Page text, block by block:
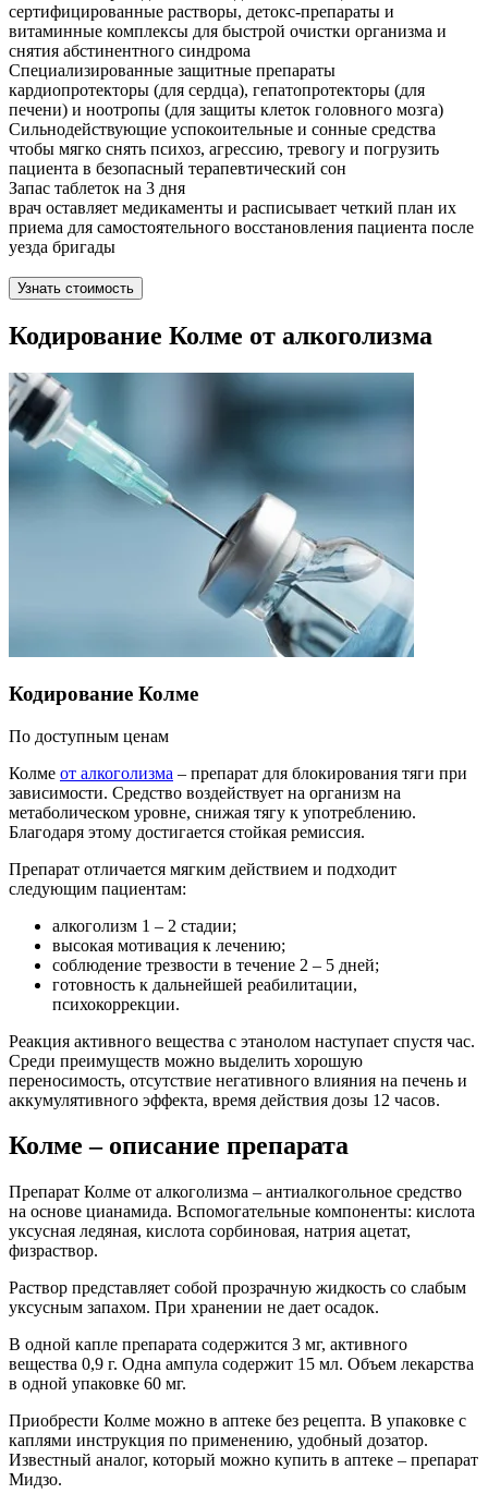
сертифицированные растворы, детокс-препараты и
витаминные комплексы для быстрой очистки организма и
снятия абстинентного синдрома
Специализированные защитные препараты
кардиопротекторы (для сердца), гепатопротекторы (для
печени) и ноотропы (для защиты клеток головного мозга)
Сильнодействующие успокоительные и сонные средства
чтобы мягко снять психоз, агрессию, тревогу и погрузить
пациента в безопасный терапевтический сон
Запас таблеток на 3 дня
врач оставляет медикаменты и расписывает четкий план их
приема для самостоятельного восстановления пациента после
уезда бригады
Узнать стоимость
Кодирование Колме от алкоголизма
Кодирование Колме
По доступным ценам
Колме от алкоголизма – препарат для блокирования тяги при
зависимости. Средство воздействует на организм на
метаболическом уровне, снижая тягу к употреблению.
Благодаря этому достигается стойкая ремиссия.
Препарат отличается мягким действием и подходит
следующим пациентам:
алкоголизм 1 – 2 стадии;
высокая мотивация к лечению;
соблюдение трезвости в течение 2 – 5 дней;
готовность к дальнейшей реабилитации,
психокоррекции.
Реакция активного вещества с этанолом наступает спустя час.
Среди преимуществ можно выделить хорошую
переносимость, отсутствие негативного влияния на печень и
аккумулятивного эффекта, время действия дозы 12 часов.
Колме – описание препарата
Препарат Колме от алкоголизма – антиалкогольное средство
на основе цианамида. Вспомогательные компоненты: кислота
уксусная ледяная, кислота сорбиновая, натрия ацетат,
физраствор.
Раствор представляет собой прозрачную жидкость со слабым
уксусным запахом. При хранении не дает осадок.
В одной капле препарата содержится 3 мг, активного
вещества 0,9 г. Одна ампула содержит 15 мл. Объем лекарства
в одной упаковке 60 мг.
Приобрести Колме можно в аптеке без рецепта. В упаковке с
каплями инструкция по применению, удобный дозатор.
Известный аналог, который можно купить в аптеке – препарат
Мидзо.